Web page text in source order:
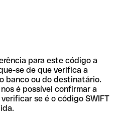
para este código a
se de que verifica a
banco ou do destinatário.
é possível confirmar a
se é o código SWIFT